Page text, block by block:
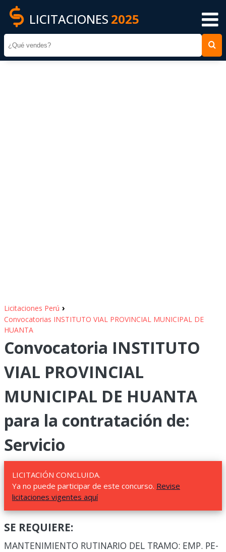
LICITACIONES 2025
Licitaciones Perú ›
Convocatorias INSTITUTO VIAL PROVINCIAL MUNICIPAL DE
HUANTA
Convocatoria INSTITUTO
VIAL PROVINCIAL
MUNICIPAL DE HUANTA
para la contratación de:
Servicio
LICITACIÓN CONCLUIDA.
Ya no puede participar de este concurso. Revise
licitaciones vigentes aquí
SE REQUIERE:
MANTENIMIENTO RUTINARIO DEL TRAMO: EMP. PE-